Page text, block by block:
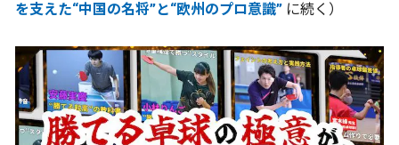
を支えた“中国の名将”と“欧州のプロ意識” に続く）